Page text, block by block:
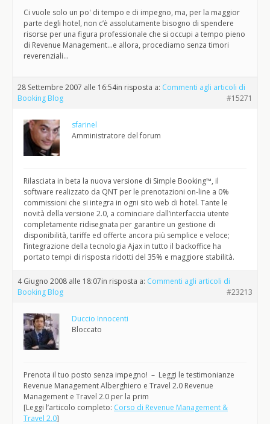
Ci vuole solo un po' di tempo e di impegno, ma, per la maggior
parte degli hotel, non c’è assolutamente bisogno di spendere
risorse per una figura professionale che si occupi a tempo pieno
di Revenue Management…e allora, procediamo senza timori
reverenziali…
28 Settembre 2007 alle 16:54in risposta a: Commenti agli articoli di
Booking Blog
#15271
sfarinel
Amministratore del forum
Rilasciata in beta la nuova versione di Simple Booking™, il
software realizzato da QNT per le prenotazioni on-line a 0%
commissioni che si integra in ogni sito web di hotel. Tante le
novità della versione 2.0, a cominciare dall’interfaccia utente
completamente ridisegnata per garantire un gestione di
disponibilità, tariffe ed offerte ancora più semplice e veloce;
l’integrazione della tecnologia Ajax in tutto il backoffice ha
portato tempi di risposta ridotti del 35% e maggiore stabilità.
4 Giugno 2008 alle 18:07in risposta a: Commenti agli articoli di
Booking Blog
#23213
Duccio Innocenti
Bloccato
Prenota il tuo posto senza impegno! – Leggi le testimonianze
Revenue Management Alberghiero e Travel 2.0 Revenue
Management e Travel 2.0 per la prim
[Leggi l’articolo completo: Corso di Revenue Management &
Travel 2.0]